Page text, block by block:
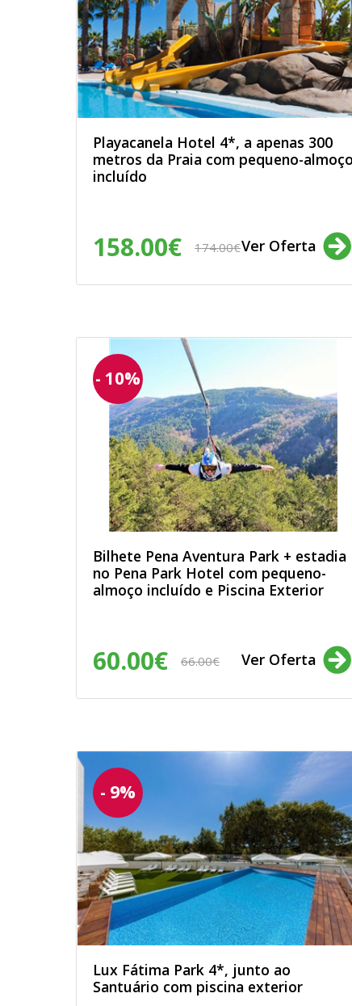
Playacanela Hotel 4*, a apenas 300
metros da Praia com pequeno-almoço
incluído
158.00€ 174.00€Ver Oferta
- 10%
Bilhete Pena Aventura Park + estadia
no Pena Park Hotel com pequeno-
almoço incluído e Piscina Exterior
60.00€ 66.00€ Ver Oferta
- 9%
Lux Fátima Park 4*, junto ao
Santuário com piscina exterior
serviços relacionados com
Entendo que estes dados
processos de uniformização,
perfeito funcionamento das
envio de informações que não
declaro que estes dados
que sou maior de 18 anos.
Política de Privacidade.